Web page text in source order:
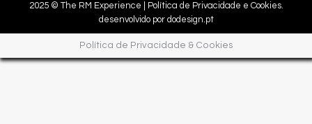
2025 © The RM Experience |
Política de Privacidade e Cookies.
desenvolvido por dodesign.pt
Política de Privacidade & Cookies